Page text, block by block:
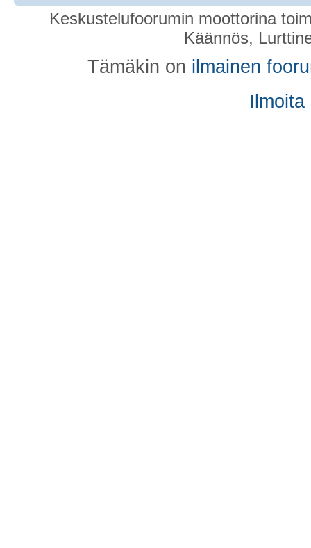
Keskustelufoorumin moottorina
Käännös,
Tämäkin on ilmainen